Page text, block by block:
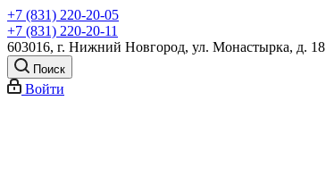
+7 (831) 220-20-05
+7 (831) 220-20-11
603016, г. Нижний Новгород, ул. Монастырка, д. 18
Поиск
Войти